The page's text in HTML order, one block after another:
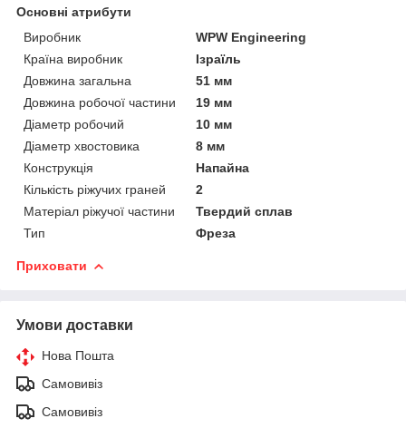
Основні атрибути
Виробник
WPW Engineering
Країна виробник
Ізраїль
Довжина загальна
51 мм
Довжина робочої частини
19 мм
Діаметр робочий
10 мм
Діаметр хвостовика
8 мм
Конструкція
Напайна
Кількість ріжучих граней
2
Матеріал ріжучої частини
Твердий сплав
Тип
Фреза
Приховати
Умови доставки
Нова Пошта
Самовивіз
Самовивіз